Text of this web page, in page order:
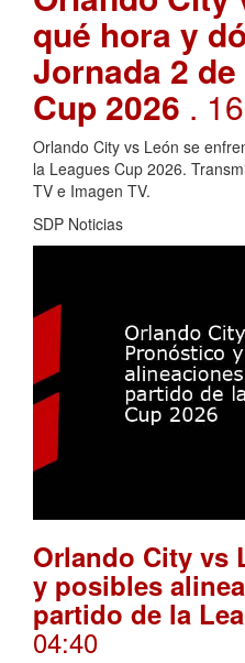
qué hora y
Jornada 2
Cup 2026 .
Orlando City vs León se
la Leagues Cup 2026.
TV e Imagen TV.
SDP Noticias
Orlando City vs
y posibles
partido de la
04:40